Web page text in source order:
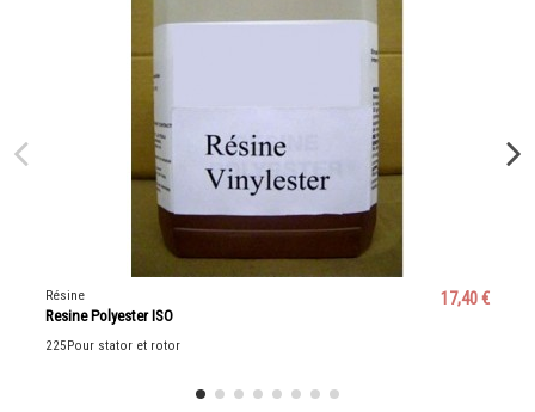
Résine
Resine Polyester ISO
17,40 €
225Pour stator et rotor